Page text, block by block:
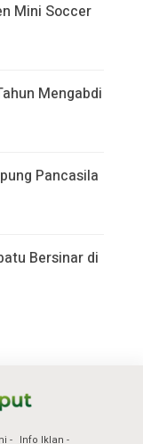
Mini Soccer
Mengabdi
Pancasila
Bersinar di
Info Iklan